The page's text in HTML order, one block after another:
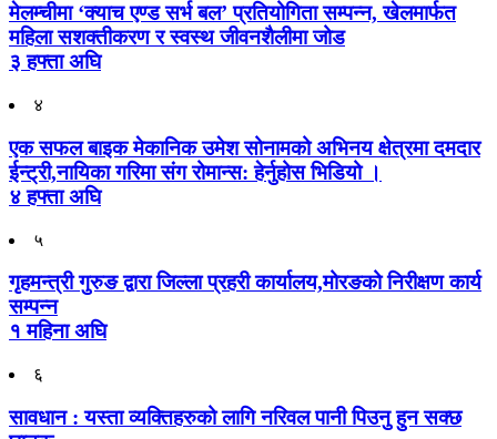
मेलम्चीमा ‘क्याच एण्ड सर्भ बल’ प्रतियोगिता सम्पन्न, खेलमार्फत
महिला सशक्तीकरण र स्वस्थ जीवनशैलीमा जोड
३ हफ्ता अघि
४
एक सफल बाइक मेकानिक उमेश सोनामको अभिनय क्षेत्रमा दमदार
ईन्ट्री,नायिका गरिमा संग रोमान्स: हेर्नुहोस भिडियो ।
४ हफ्ता अघि
५
गृहमन्त्री गुरुङ द्वारा जिल्ला प्रहरी कार्यालय,मोरङको निरीक्षण कार्य
सम्पन्न
१ महिना अघि
६
सावधान : यस्ता व्यक्तिहरुको लागि नरिवल पानी पिउनु हुन सक्छ